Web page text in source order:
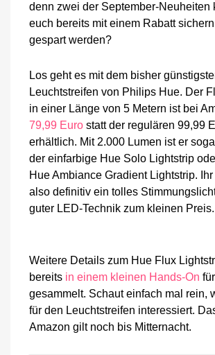
Day
günstiger
denn zwei der September-Neuheiten
euch bereits mit einem Rabatt
gespart werden?
Los geht es mit dem bisher
Leuchtstreifen von Philips Hue. Der
in einer Länge von 5 Metern ist bei
79,99 Euro statt der regulären 99,99
erhältlich. Mit 2.000 Lumen ist er
der einfarbige Hue Solo Lightstrip
Hue Ambiance Gradient Lightstrip.
also definitiv ein tolles
guter LED-Technik zum kleinen Preis.
Weitere Details zum Hue Flux
bereits in einem kleinen Hands-On
gesammelt. Schaut einfach mal rein,
für den Leuchtstreifen interessiert.
Amazon gilt noch bis Mitternacht.